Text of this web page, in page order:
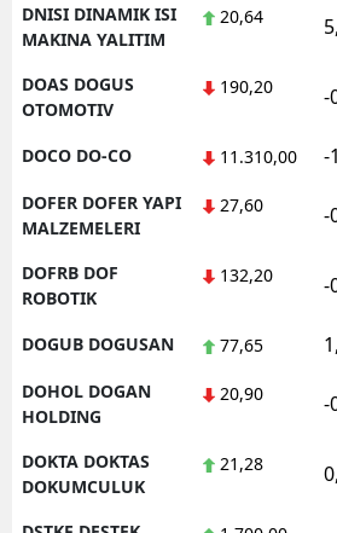
DNISI DINAMIK ISI
MAKINA YALITIM
20,64
DOAS DOGUS
OTOMOTIV
190,20 -
DOCO DO-CO 11.310,00 -
DOFER DOFER YAPI
MALZEMELERI
27,60 -
DOFRB DOF
ROBOTIK
132,20 -
DOGUB DOGUSAN 77,65
DOHOL DOGAN
HOLDING
20,90 -
DOKTA DOKTAS
DOKUMCULUK
21,28